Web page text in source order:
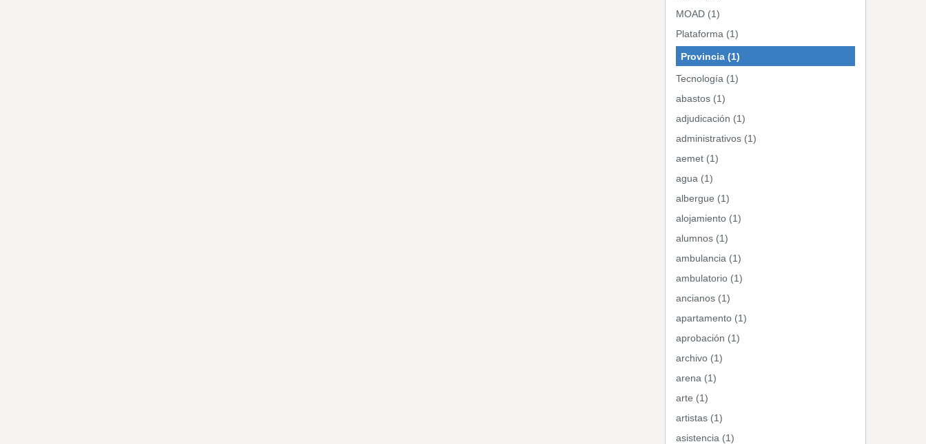
MOAD (1)
Plataforma (1)
Provincia (1)
Tecnología (1)
abastos (1)
adjudicación (1)
administrativos (1)
aemet (1)
agua (1)
albergue (1)
alojamiento (1)
alumnos (1)
ambulancia (1)
ambulatorio (1)
ancianos (1)
apartamento (1)
aprobación (1)
archivo (1)
arena (1)
arte (1)
artistas (1)
asistencia (1)